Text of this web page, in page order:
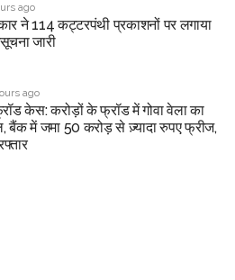
ago
ने 114 कट्टरपंथी प्रकाशनों पर लगाया
जारी
ago
केस: करोड़ों के फ्रॉड में गोवा वेला का
बैंक में जमा 50 करोड़ से ज़्यादा रुपए फ्रीज,